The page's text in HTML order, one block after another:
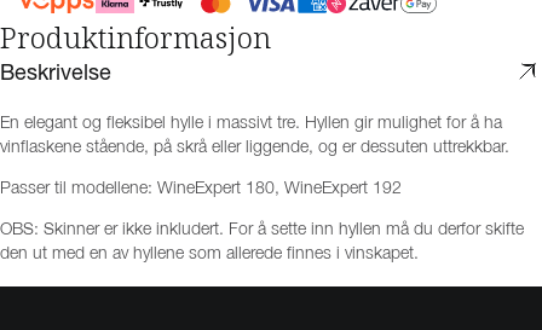
Produktinformasjon
Beskrivelse
En elegant og fleksibel hylle i massivt tre. Hyllen gir mulighet for å ha
vinflaskene stående, på skrå eller liggende, og er dessuten uttrekkbar.
Passer til modellene: WineExpert 180, WineExpert 192
OBS: Skinner er ikke inkludert. For å sette inn hyllen må du derfor skifte
den ut med en av hyllene som allerede finnes i vinskapet.